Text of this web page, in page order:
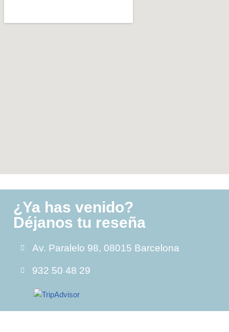
¿Ya has venido?
Déjanos tu reseña
Av. Paralelo 98, 08015 Barcelona
932 50 48 29